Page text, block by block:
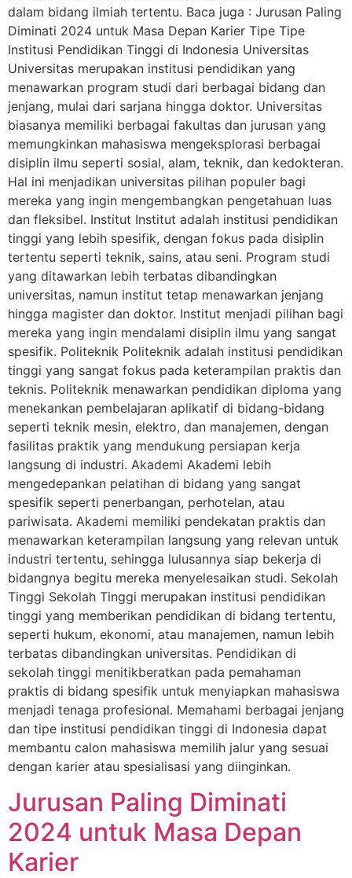
dalam bidang ilmiah tertentu. Baca juga : Jurusan Paling
Diminati 2024 untuk Masa Depan Karier Tipe Tipe
Institusi Pendidikan Tinggi di Indonesia Universitas
Universitas merupakan institusi pendidikan yang
menawarkan program studi dari berbagai bidang dan
jenjang, mulai dari sarjana hingga doktor. Universitas
biasanya memiliki berbagai fakultas dan jurusan yang
memungkinkan mahasiswa mengeksplorasi berbagai
disiplin ilmu seperti sosial, alam, teknik, dan kedokteran.
Hal ini menjadikan universitas pilihan populer bagi
mereka yang ingin mengembangkan pengetahuan luas
dan fleksibel. Institut Institut adalah institusi pendidikan
tinggi yang lebih spesifik, dengan fokus pada disiplin
tertentu seperti teknik, sains, atau seni. Program studi
yang ditawarkan lebih terbatas dibandingkan
universitas, namun institut tetap menawarkan jenjang
hingga magister dan doktor. Institut menjadi pilihan bagi
mereka yang ingin mendalami disiplin ilmu yang sangat
spesifik. Politeknik Politeknik adalah institusi pendidikan
tinggi yang sangat fokus pada keterampilan praktis dan
teknis. Politeknik menawarkan pendidikan diploma yang
menekankan pembelajaran aplikatif di bidang-bidang
seperti teknik mesin, elektro, dan manajemen, dengan
fasilitas praktik yang mendukung persiapan kerja
langsung di industri. Akademi Akademi lebih
mengedepankan pelatihan di bidang yang sangat
spesifik seperti penerbangan, perhotelan, atau
pariwisata. Akademi memiliki pendekatan praktis dan
menawarkan keterampilan langsung yang relevan untuk
industri tertentu, sehingga lulusannya siap bekerja di
bidangnya begitu mereka menyelesaikan studi. Sekolah
Tinggi Sekolah Tinggi merupakan institusi pendidikan
tinggi yang memberikan pendidikan di bidang tertentu,
seperti hukum, ekonomi, atau manajemen, namun lebih
terbatas dibandingkan universitas. Pendidikan di
sekolah tinggi menitikberatkan pada pemahaman
praktis di bidang spesifik untuk menyiapkan mahasiswa
menjadi tenaga profesional. Memahami berbagai jenjang
dan tipe institusi pendidikan tinggi di Indonesia dapat
membantu calon mahasiswa memilih jalur yang sesuai
dengan karier atau spesialisasi yang diinginkan.
Jurusan Paling Diminati
2024 untuk Masa Depan
Karier